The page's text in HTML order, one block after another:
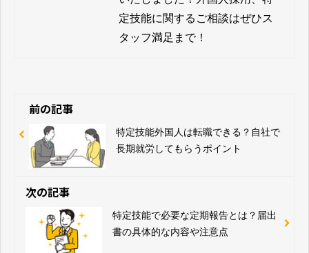
定技能に関するご相談はぜひス
タッフ満足まで！
前の記事
特定技能外国人は転職できる？自社で
長期就労してもらうポイント
次の記事
特定技能で必要な定期報告とは？届出
書の具体的な内容や注意点